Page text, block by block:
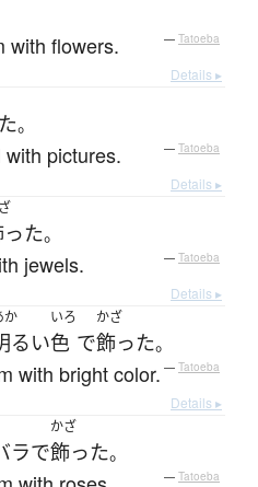
with flowers. — Tatoeba
Details ▸
。
pictures. — Tatoeba
Details ▸
た。
jewels. — Tatoeba
Details ▸
か
るい
いろ
色 で
かざ
飾った。
with bright color. — Tatoeba
Details ▸
ラで
かざ
飾った。
— Tatoeba